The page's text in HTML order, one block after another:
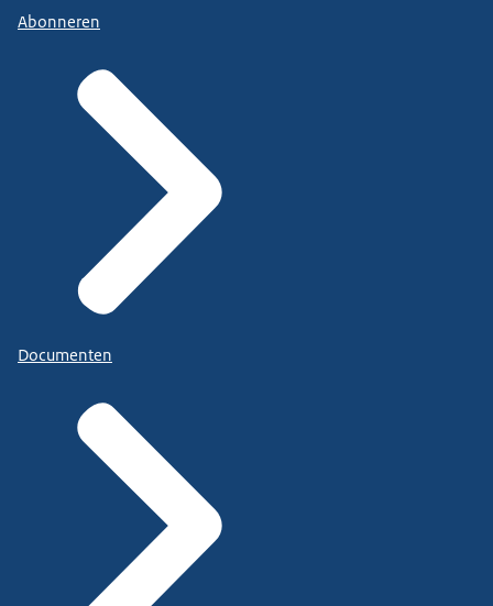
Abonneren
Documenten